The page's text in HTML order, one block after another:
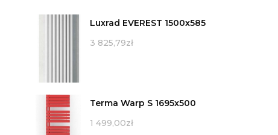
Luxrad EVEREST 1500x585
3 825,79zł
Terma Warp S 1695x500
1 499,00zł